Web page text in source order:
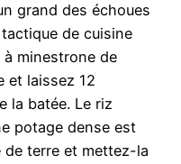
grand des échoues
de cuisine
minestrone de
et laissez 12
la batée. Le riz
potage dense est
de terre et mettez-la